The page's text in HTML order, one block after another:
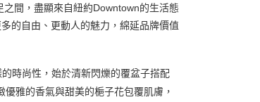
間，盡顯來自紐約Downtown的生活態
的自由、更動人的魅力，綿延品牌價值
時尚性，始於清新閃爍的覆盆子搭配
雅的香氣與甜美的梔子花包覆肌膚，